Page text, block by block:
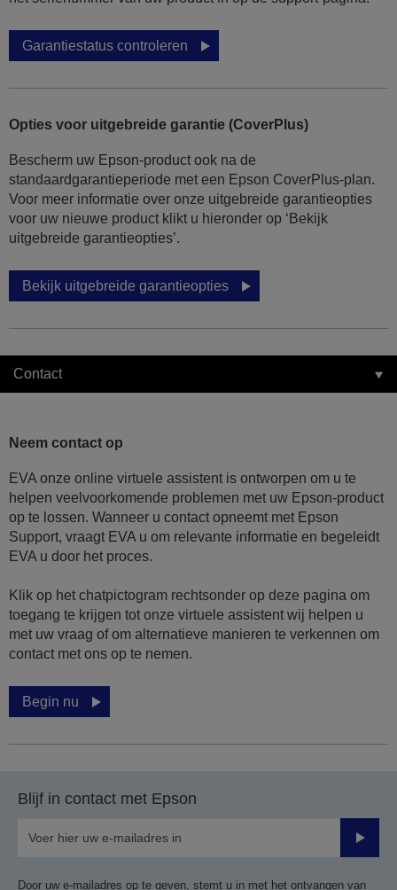
Garantiestatus controleren
Opties voor uitgebreide garantie (CoverPlus)
Bescherm uw Epson-product ook na de
standaardgarantieperiode met een Epson CoverPlus-plan.
Voor meer informatie over onze uitgebreide garantieopties
voor uw nieuwe product klikt u hieronder op ‘Bekijk
uitgebreide garantieopties’.
Bekijk uitgebreide garantieopties
Contact
Neem contact op
EVA onze online virtuele assistent is ontworpen om u te
helpen veelvoorkomende problemen met uw Epson-product
op te lossen. Wanneer u contact opneemt met Epson
Support, vraagt EVA u om relevante informatie en begeleidt
EVA u door het proces.
Klik op het chatpictogram rechtsonder op deze pagina om
toegang te krijgen tot onze virtuele assistent wij helpen u
met uw vraag of om alternatieve manieren te verkennen om
contact met ons op te nemen.
Begin nu
Blijf in contact met Epson
Door uw e-mailadres op te geven, stemt u in met het ontvangen van